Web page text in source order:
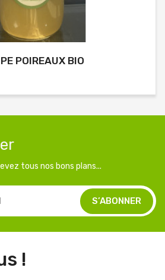
POIREAUX BIO
tous nos bons plans...
!